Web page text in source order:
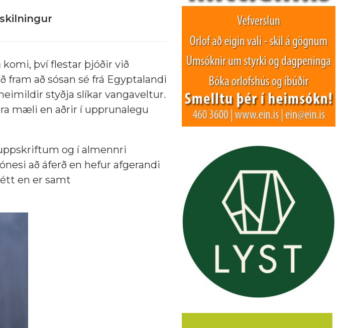
því flestar þjóðir við
fram að sósan sé frá Egyptalandi
styðja slíkar vangaveltur.
mæli en aðrir í upprunalegu
og í almennri
að áferð en hefur afgerandi
en er samt